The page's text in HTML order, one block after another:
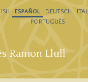
Ramon Llull
ESPAÑOL DEUTSCH
PORTUGUÊS